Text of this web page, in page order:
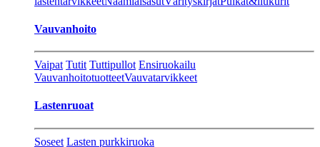
Vauvanhoito
Vaipat Tutit Tuttipullot Ensiruokailu
VauvanhoitotuotteetVauvatarvikkeet
Lastenruoat
Soseet Lasten purkkiruoka